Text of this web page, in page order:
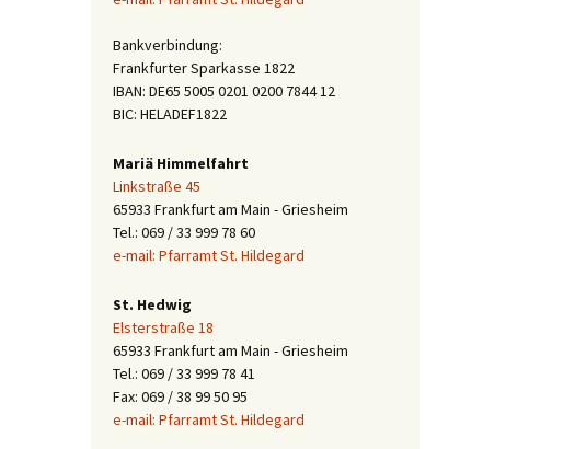
Bankverbindung:
Frankfurter Sparkasse 1822
IBAN: DE65 5005 0201 0200 7844 12
BIC: HELADEF1822
Mariä Himmelfahrt
Linkstraße 45
65933 Frankfurt am Main - Griesheim
Tel.: 069 / 33 999 78 60
e-mail: Pfarramt St. Hildegard
St. Hedwig
Elsterstraße 18
65933 Frankfurt am Main - Griesheim
Tel.: 069 / 33 999 78 41
Fax: 069 / 38 99 50 95
e-mail: Pfarramt St. Hildegard